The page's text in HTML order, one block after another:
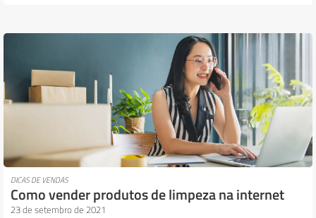
DICAS DE VENDAS
Como vender produtos de limpeza na internet
23 de setembro de 2021